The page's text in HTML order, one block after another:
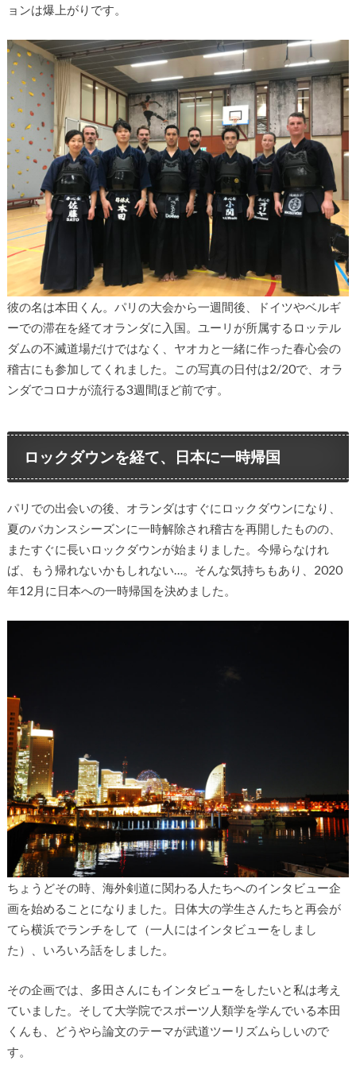
ョンは爆上がりです。
彼の名は本田くん。パリの大会から一週間後、ドイツやベルギ
ーでの滞在を経てオランダに入国。ユーリが所属するロッテル
ダムの不滅道場だけではなく、ヤオカと一緒に作った春心会の
稽古にも参加してくれました。この写真の日付は2/20で、オラ
ンダでコロナが流行る3週間ほど前です。
ロックダウンを経て、日本に一時帰国
パリでの出会いの後、オランダはすぐにロックダウンになり、
夏のバカンスシーズンに一時解除され稽古を再開したものの、
またすぐに長いロックダウンが始まりました。今帰らなけれ
ば、もう帰れないかもしれない…。そんな気持ちもあり、2020
年12月に日本への一時帰国を決めました。
ちょうどその時、海外剣道に関わる人たちへのインタビュー企
画を始めることになりました。日体大の学生さんたちと再会が
てら横浜でランチをして（一人にはインタビューをしまし
た）、いろいろ話をしました。
その企画では、多田さんにもインタビューをしたいと私は考え
ていました。そして大学院でスポーツ人類学を学んでいる本田
くんも、どうやら論文のテーマが武道ツーリズムらしいので
す。